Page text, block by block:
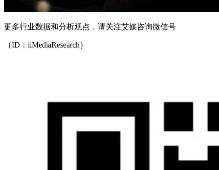
更多行业数据和分析观点，请关注艾媒咨询微信号
（ID：iiMediaResearch）